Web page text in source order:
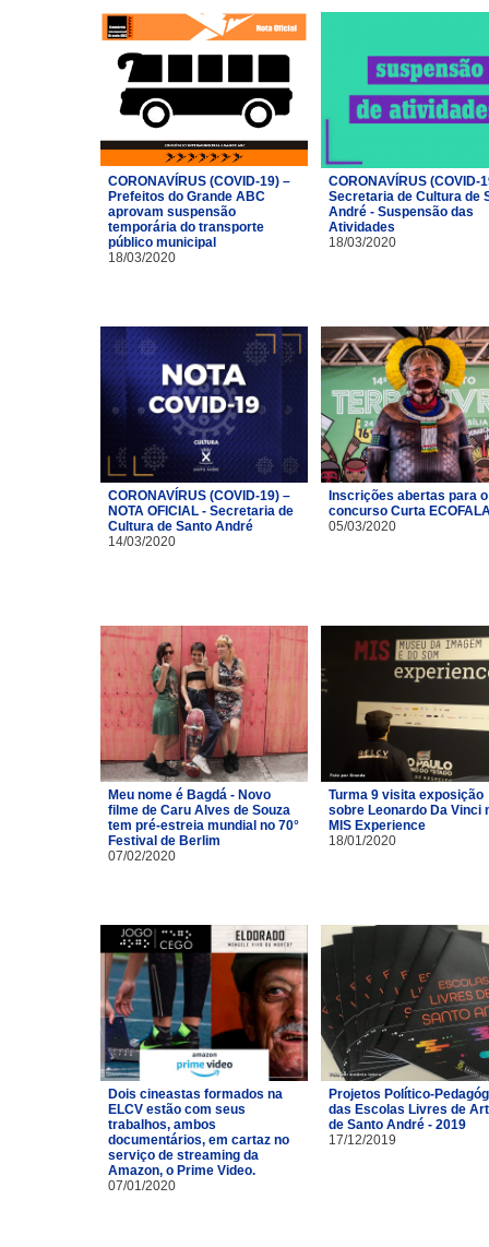
CORONAVÍRUS (COVID-19) –
Prefeitos do Grande ABC
aprovam suspensão
temporária do transporte
público municipal
18/03/2020
CORONAVÍRUS (COVID-
Secretaria de Cultura de
André - Suspensão das
Atividades
18/03/2020
CORONAVÍRUS (COVID-19) –
NOTA OFICIAL - Secretaria de
Cultura de Santo André
14/03/2020
Inscrições abertas para o
concurso Curta
05/03/2020
Meu nome é Bagdá - Novo
filme de Caru Alves de Souza
tem pré-estreia mundial no 70°
Festival de Berlim
07/02/2020
Turma 9 visita exposição
sobre Leonardo Da Vinci
MIS Experience
18/01/2020
Dois cineastas formados na
ELCV estão com seus
trabalhos, ambos
documentários, em cartaz no
serviço de streaming da
Amazon, o Prime Video.
07/01/2020
Projetos Político-
das Escolas Livres de
de Santo André - 2019
17/12/2019